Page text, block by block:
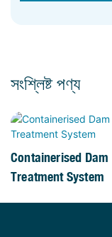
সংশ্লিষ্ট পণ্য
Containerised Dam
Treatment System